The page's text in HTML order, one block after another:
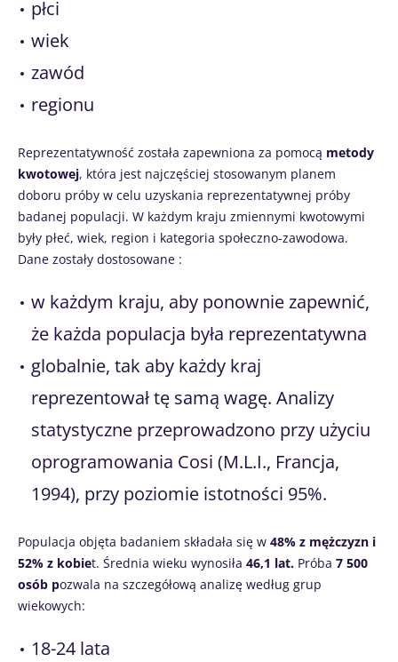
płci
wiek
zawód
regionu
Reprezentatywność została zapewniona za pomocą metody
kwotowej, która jest najczęściej stosowanym planem
doboru próby w celu uzyskania reprezentatywnej próby
badanej populacji. W każdym kraju zmiennymi kwotowymi
były płeć, wiek, region i kategoria społeczno-zawodowa.
Dane zostały dostosowane :
w każdym kraju, aby ponownie zapewnić,
że każda populacja była reprezentatywna
globalnie, tak aby każdy kraj
reprezentował tę samą wagę. Analizy
statystyczne przeprowadzono przy użyciu
oprogramowania Cosi (M.L.I., Francja,
1994), przy poziomie istotności 95%.
Populacja objęta badaniem składała się w 48% z mężczyzn i
52% z kobiet. Średnia wieku wynosiła 46,1 lat. Próba 7 500
osób pozwala na szczegółową analizę według grup
wiekowych:
18-24 lata